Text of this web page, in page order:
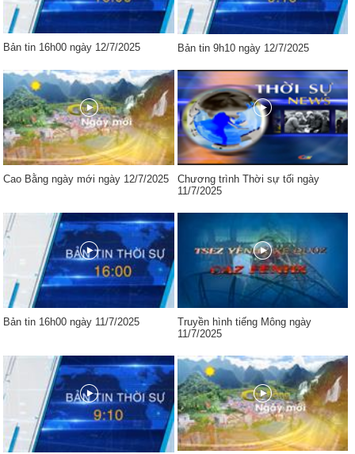
Bản tin 16h00 ngày 12/7/2025 Bản tin 9h10 ngày 12/7/2025
Cao Bằng ngày mới ngày 12/7/2025
Chương trình Thời sự tối ngày
11/7/2025
Bản tin 16h00 ngày 11/7/2025
Truyền hình tiếng Mông ngày
11/7/2025